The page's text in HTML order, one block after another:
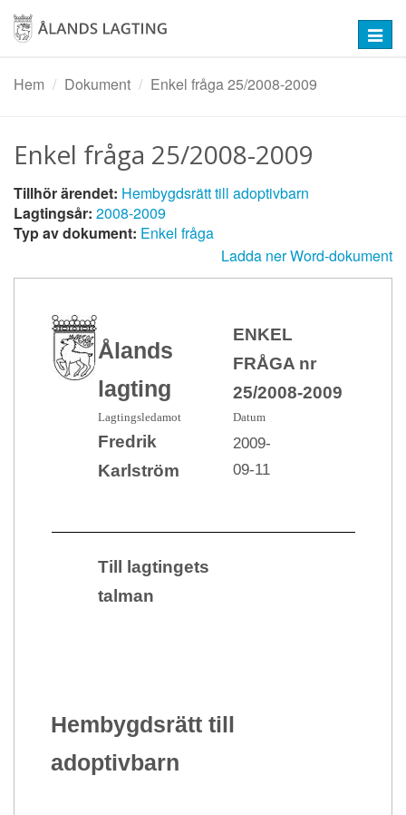
Hoppa
huvudinnehåll
Hem
Dokument Enkel fråga 25/2008-2009
Enkel fråga 25/2008-2009
Tillhör ärendet: Hembygdsrätt till adoptivbarn
Lagtingsår: 2008-2009
Typ av dokument: Enkel fråga
Ladda ner Word-dokument
Ålands
lagting
ENKEL
FRÅGA nr
25/2008-2009
Lagtingsledamot Datum
Fredrik
Karlström
2009-
09-11
Till lagtingets
talman
Hembygdsrätt till
adoptivbarn